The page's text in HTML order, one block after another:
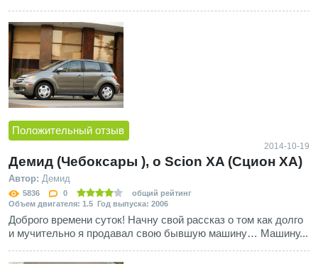
Положительный отзыв
2014-10-19
Демид (Чебоксары ), о Scion XA (Сцион ХА)
Автор: Демид
5836 0
общий рейтинг
Объем двигателя: 1.5 Год выпуска: 2006
Доброго времени суток! Начну свой рассказ о том как долго
и мучительно я продавал свою бывшую машину… Машину...